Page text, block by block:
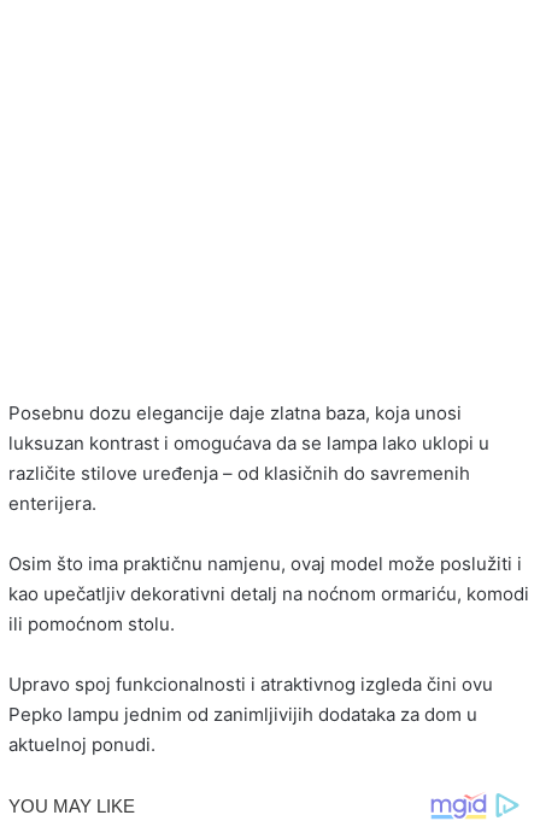
Posebnu dozu elegancije daje zlatna baza, koja unosi
luksuzan kontrast i omogućava da se lampa lako uklopi u
različite stilove uređenja – od klasičnih do savremenih
enterijera.
Osim što ima praktičnu namjenu, ovaj model može poslužiti i
kao upečatljiv dekorativni detalj na noćnom ormariću, komodi
ili pomoćnom stolu.
Upravo spoj funkcionalnosti i atraktivnog izgleda čini ovu
Pepko lampu jednim od zanimljivijih dodataka za dom u
aktuelnoj ponudi.